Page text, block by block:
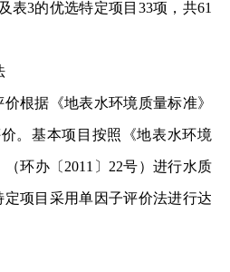
表3的优选特定项目33项，共61
据《地表水环境质量标准》
价。基本项目按照《地表水环境
环办〔2011〕22号）进行水质
项目采用单因子评价法进行达